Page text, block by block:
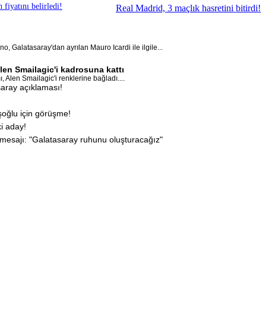
fiyatını belirledi!
Real Madrid, 3 maçlık hasretini bitirdi!
Galatasaray'dan ayrılan Mauro Icardi ile ilgile...
Smailagic'i kadrosuna kattı
Alen Smailagic'i renklerine bağladı....
açıklaması!
için görüşme!
aday!
"Galatasaray ruhunu oluşturacağız"